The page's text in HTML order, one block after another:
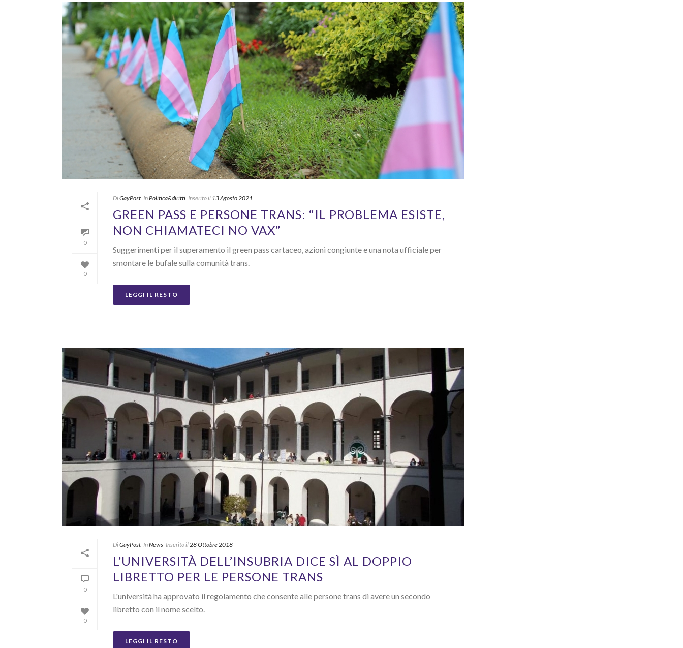
0
0
DiGayPost InPolitica&diritti Inserito il 13 Agosto 2021
GREEN PASS E PERSONE TRANS: “IL PROBLEMA ESISTE,
NON CHIAMATECI NO VAX”
Suggerimenti per il superamento il green pass cartaceo, azioni congiunte e una nota ufficiale per
smontare le bufale sulla comunità trans.
LEGGI IL RESTO
0
0
DiGayPost InNews Inserito il28 Ottobre 2018
L’UNIVERSITÀ DELL’INSUBRIA DICE SÌ AL DOPPIO
LIBRETTO PER LE PERSONE TRANS
L'università ha approvato il regolamento che consente alle persone trans di avere un secondo
libretto con il nome scelto.
LEGGI IL RESTO